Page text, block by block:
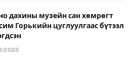
дахины музейн сан хөмрөгт
Горькийн цуглуулгаас бүтээл
2026